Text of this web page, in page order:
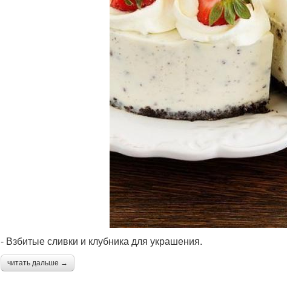
- Взбитые сливки и клубника для украшения.
читать дальше →